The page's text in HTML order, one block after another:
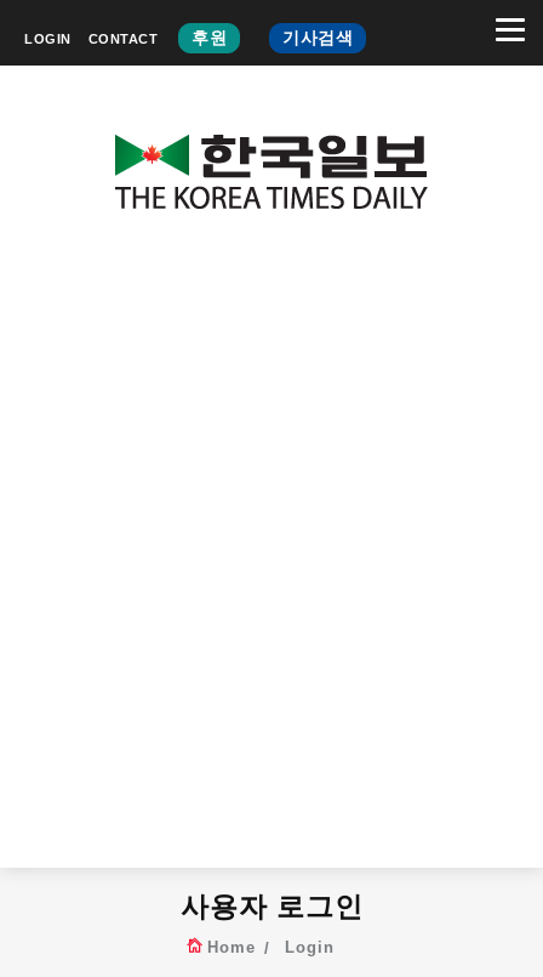
LOGIN CONTACT 후원 기사검색
사용자 로그인
Home Login